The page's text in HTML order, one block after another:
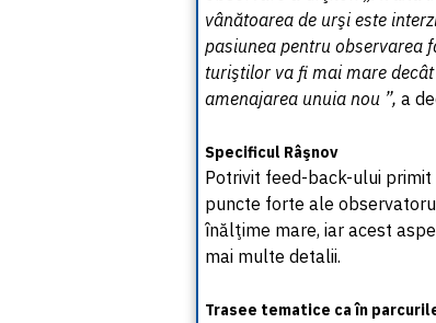
vânătoarea de urşi este
pasiunea pentru observarea
turiştilor va fi mai mare
amenajarea unuia nou ”, a
Specificul Râşnov
Potrivit feed-back-ului
puncte forte ale
înălţime mare, iar acest
mai multe detalii.
Trasee tematice ca în